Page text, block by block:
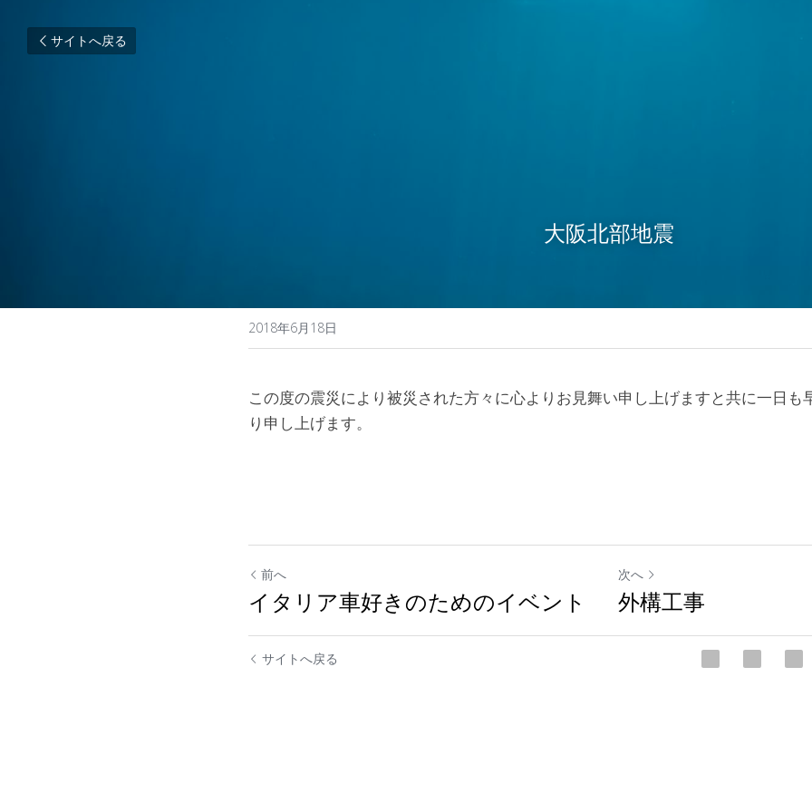
サイトへ戻る
大阪北部地震
2018年6月18日
この度の震災により被災された方々に心よりお見舞い申し上げますと共に一日も
り申し上げます。
前へ
イタリア車好きのためのイベント
次へ
外構工事
サイトへ戻る